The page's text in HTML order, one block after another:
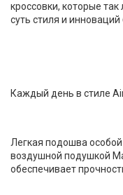
кроссовки, которые
суть стиля и
Каждый день в стиле
Легкая подошва
воздушной подушкой
обеспечивает